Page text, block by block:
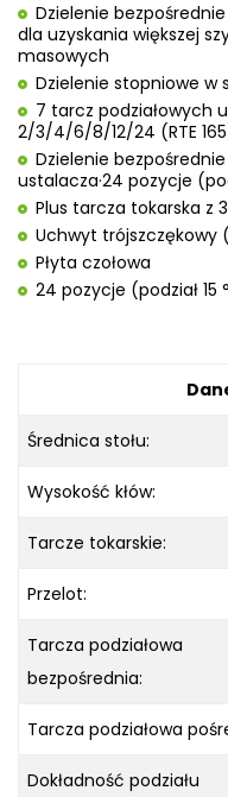
Dzielenie
dla uzyskania większej
masowych
Dzielenie stopniowe w
7 tarcz podziałowych
2/3/4/6/8/12/24 (RTE
Dzielenie
ustalacza·24 pozycje
Plus tarcza tokarska z
Uchwyt trójszczękowy
Płyta czołowa
24 pozycje (podział 15
Średnica stołu:
Wysokość kłów:
Tarcze tokarskie:
Przelot:
Tarcza podziałowa
bezpośrednia:
Tarcza podziałowa
Dokładność podziału